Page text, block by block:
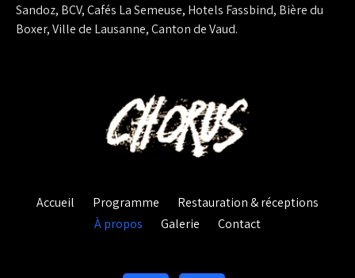
Sandoz, BCV, Cafés La Semeuse, Hotels Fassbind, Bière du
Boxer, Ville de Lausanne, Canton de Vaud.
Accueil Programme
Restauration & réceptions
À propos
Galerie Contact